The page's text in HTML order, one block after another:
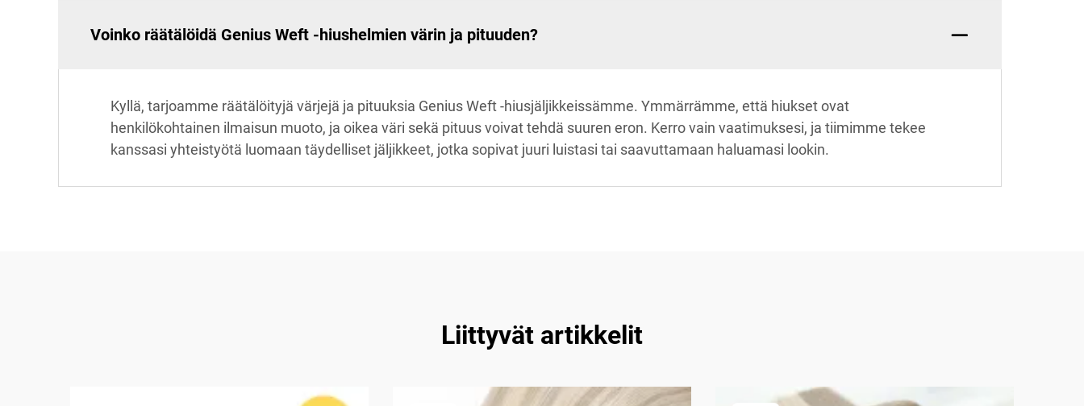
Voinko räätälöidä Genius Weft -hiushelmien värin ja pituuden?
Kyllä, tarjoamme räätälöityjä värjejä ja pituuksia Genius Weft -hiusjäljikkeissämme. Ymmärrämme, että hiukset ovat
henkilökohtainen ilmaisun muoto, ja oikea väri sekä pituus voivat tehdä suuren eron. Kerro vain vaatimuksesi, ja tiimimme tekee
kanssasi yhteistyötä luomaan täydelliset jäljikkeet, jotka sopivat juuri luistasi tai saavuttamaan haluamasi lookin.
Liittyvät artikkelit